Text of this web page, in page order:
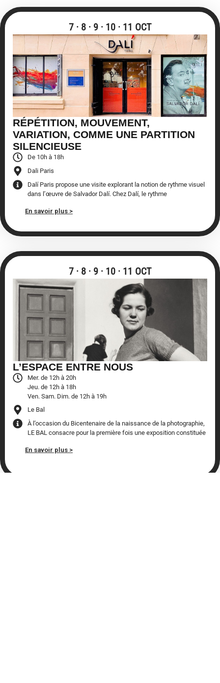
7 · 8 · 9 · 10 · 11 OCT
RÉPÉTITION, MOUVEMENT,
VARIATION, COMME UNE PARTITION
SILENCIEUSE
De 10h à 18h
Dali Paris
Dalí Paris propose une visite explorant la notion de rythme visuel
dans l’œuvre de Salvador Dalí. Chez Dalí, le rythme
En savoir plus >
7 · 8 · 9 · 10 · 11 OCT
L’ESPACE ENTRE NOUS
Mer. de 12h à 20h
Jeu. de 12h à 18h
Ven. Sam. Dim. de 12h à 19h
Le Bal
À l’occasion du Bicentenaire de la naissance de la photographie,
LE BAL consacre pour la première fois une exposition constituée
En savoir plus >